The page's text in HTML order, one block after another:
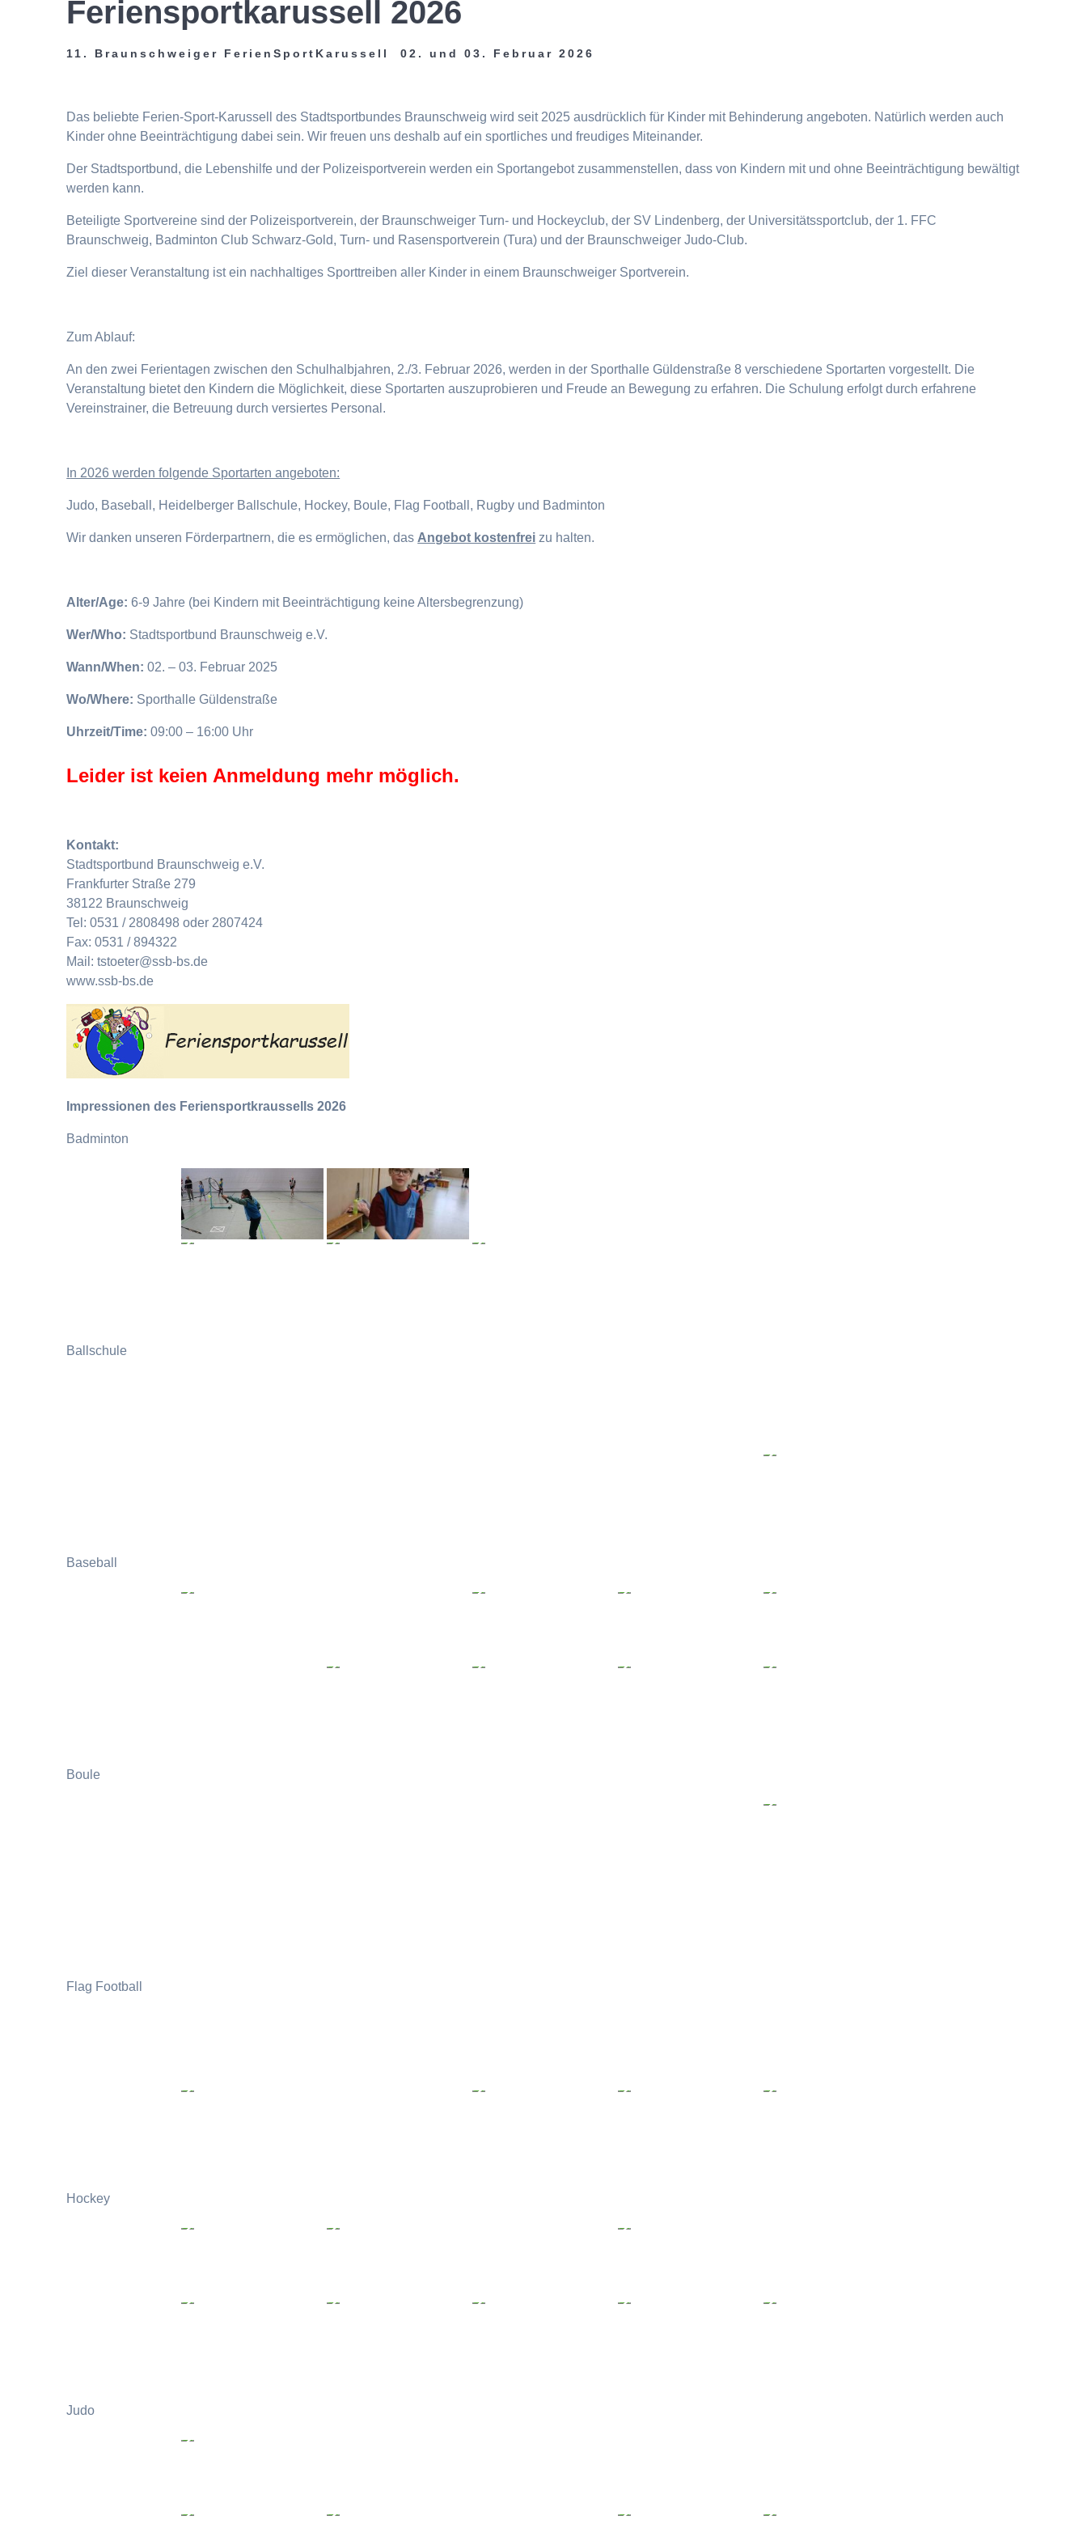
Feriensportkarussell 2026
11. Braunschweiger FerienSportKarussell 02. und 03. Februar 2026
Das beliebte Ferien-Sport-Karussell des Stadtsportbundes Braunschweig wird seit 2025 ausdrücklich für Kinder mit Behinderung angeboten. Natürlich werden auch
Kinder ohne Beeinträchtigung dabei sein. Wir freuen uns deshalb auf ein sportliches und freudiges Miteinander.
Der Stadtsportbund, die Lebenshilfe und der Polizeisportverein werden ein Sportangebot zusammenstellen, dass von Kindern mit und ohne Beeinträchtigung bewältigt
werden kann.
Beteiligte Sportvereine sind der Polizeisportverein, der Braunschweiger Turn- und Hockeyclub, der SV Lindenberg, der Universitätssportclub, der 1. FFC
Braunschweig, Badminton Club Schwarz-Gold, Turn- und Rasensportverein (Tura) und der Braunschweiger Judo-Club.
Ziel dieser Veranstaltung ist ein nachhaltiges Sporttreiben aller Kinder in einem Braunschweiger Sportverein.
Zum Ablauf:
An den zwei Ferientagen zwischen den Schulhalbjahren, 2./3. Februar 2026, werden in der Sporthalle Güldenstraße 8 verschiedene Sportarten vorgestellt. Die
Veranstaltung bietet den Kindern die Möglichkeit, diese Sportarten auszuprobieren und Freude an Bewegung zu erfahren. Die Schulung erfolgt durch erfahrene
Vereinstrainer, die Betreuung durch versiertes Personal.
n 2026 werden folgende Sportarten angeboten:
Judo, Baseball, Heidelberger Ballschule, Hockey, Boule, Flag Football, Rugby und Badminton
Wir danken unseren Förderpartnern, die es ermöglichen, das Angebot kostenfrei zu halten.
Alter/Age:6-9 Jahre (bei Kindern mit Beeinträchtigung keine Altersbegrenzung)
Wer/Who: Stadtsportbund Braunschweig e.V.
Wann/When:02. – 03. Februar 2025
Wo/Where: Sporthalle Güldenstraße
Uhrzeit/Time:09:00 – 16:00 Uhr
Leider ist keien Anmeldung mehr möglich.
Kontakt:
Stadtsportbund Braunschweig e.V.
Frankfurter Straße 279
38122 Braunschweig
Tel: 0531 / 2808498 oder 2807424
Fax: 0531 / 894322
Mail: tstoeter@ssb-bs.de
www.ssb-bs.de
Impressionen des Feriensportkraussells 2026
Badminton
Ballschule
Baseball
Boule
Flag Football
Hockey
Judo